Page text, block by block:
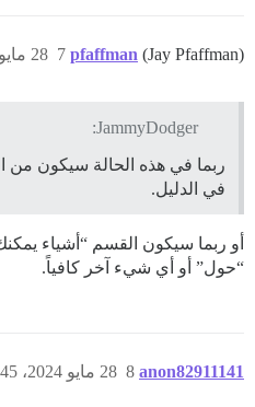
pfaffman (Jay Pfaffman) 28 مايو 2024، 4:46م 7
JammyDodger:
ربما في هذه الحالة سيكون من
في الدليل.
أو ربما سيكون القسم “أشياء
“حول” أو أي شيء آخر كافياً.
anon82911141 28 مايو 2024، 7:45م 8